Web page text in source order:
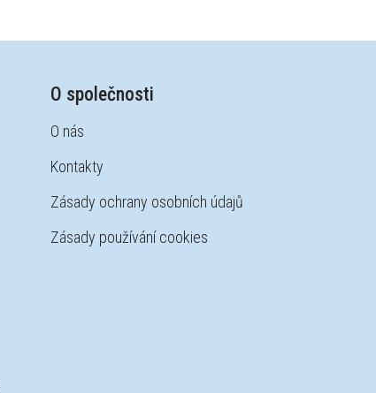
O společnosti
O nás
Kontakty
Zásady ochrany osobních údajů
Zásady používání cookies